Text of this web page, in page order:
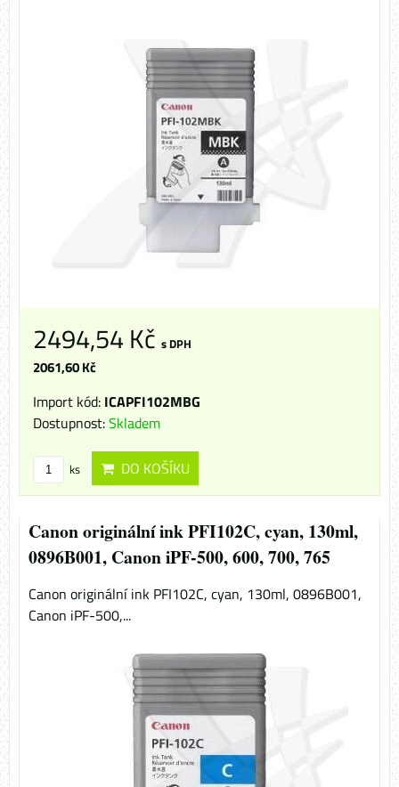
2494,54 Kč s DPH
2061,60 Kč
Import kód: ICAPFI102MBG
Dostupnost:Skladem
ks DO KOŠÍKU
Canon originální ink PFI102C, cyan, 130ml,
0896B001, Canon iPF-500, 600, 700, 765
Canon originální ink PFI102C, cyan, 130ml, 0896B001,
Canon iPF-500,...